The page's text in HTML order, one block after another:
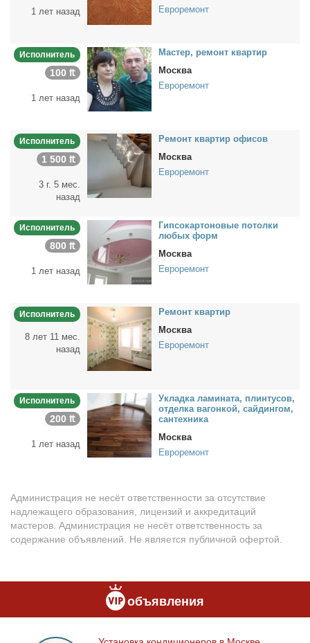
1 лет назад
Евроремонт
Исполнитель
100 ₶
1 лет назад
Ма­стер, ре­монт квар­тир
Москва
Евроремонт
Исполнитель
1 500 ₶
3 г. 5 мес.
назад
Ре­монт квар­тир офи­сов
Москва
Евроремонт
Исполнитель
800 ₶
1 лет назад
Гип­со­кар­то­но­вые по­тол­ки
лю­бых форм
Москва
Евроремонт
Исполнитель
8 лет 11 мес.
назад
Ре­монт квар­тир
Москва
Евроремонт
Исполнитель
200 ₶
1 лет назад
Уклад­ка ла­ми­на­та, плин­ту­сов,
от­дел­ка ва­гон­кой, сай­дин­гом,
сан­тех­ни­ка
Москва
Евроремонт
Администрация не несёт ответственности за отсутствие
надлежащего образования, лицензий и аккредитаций
мастеров. Администрация не несёт ответственность за
содержание объявлений. Не является публичной офертой.
объявления